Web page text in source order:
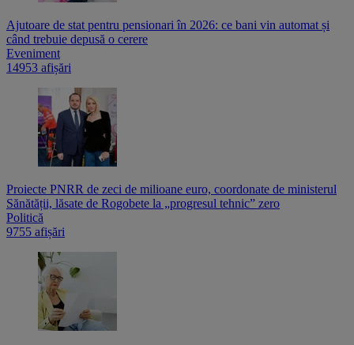
Ajutoare de stat pentru pensionari în 2026: ce bani vin automat și
când trebuie depusă o cerere
Eveniment
14953 afișări
Proiecte PNRR de zeci de milioane euro, coordonate de ministerul
Sănătății, lăsate de Rogobete la „progresul tehnic” zero
Politică
9755 afișări